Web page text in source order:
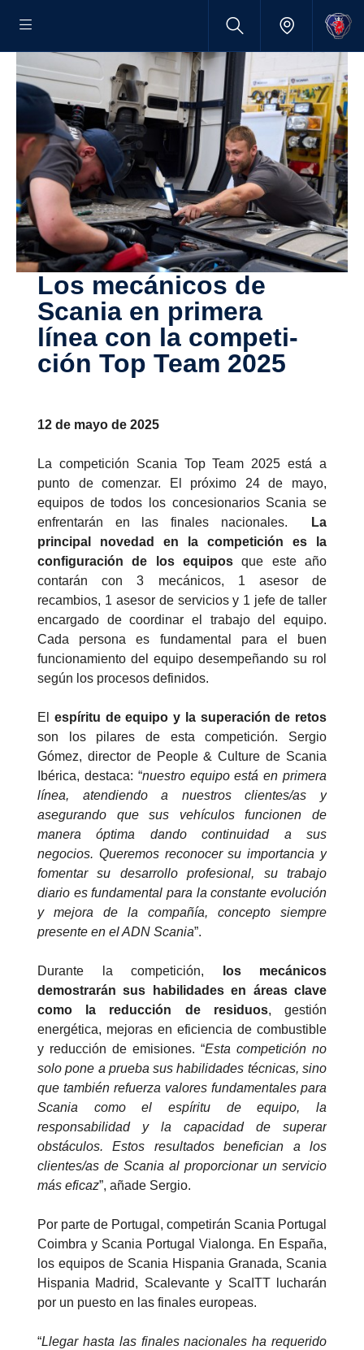
Los mecánicos de
Scania en primera
línea con la compe­ti­
ción Top Team 2025
12 de mayo de 2025
La competición Scania Top Team 2025 está a
punto de comenzar. El próximo 24 de mayo,
equipos de todos los concesionarios Scania se
enfrentarán en las finales nacionales.
La
principal novedad en la competición es la
configuración de los equipos que este año
contarán con 3 mecánicos, 1 asesor de
recambios, 1 asesor de servicios y 1 jefe de taller
encargado de coordinar el trabajo del equipo.
Cada persona es fundamental para el buen
funcionamiento del equipo desempeñando su rol
según los procesos definidos.
El espíritu de equipo y la superación de retos
son los pilares de esta competición. Sergio
Gómez, director de People & Culture de Scania
Ibérica, destaca: “nuestro equipo está en primera
línea, atendiendo a nuestros clientes/as y
asegurando que sus vehículos funcionen de
manera óptima dando continuidad a sus
negocios. Queremos reconocer su importancia y
fomentar su desarrollo profesional, su trabajo
diario es fundamental para la constante evolución
y mejora de la compañía, concepto siempre
presente en el ADN Scania”.
Durante la competición,
los mecánicos
demostrarán sus habilidades en áreas clave
como la reducción de residuos, gestión
energética, mejoras en eficiencia de combustible
y reducción de emisiones. “Esta competición no
solo pone a prueba sus habilidades técnicas, sino
que también refuerza valores fundamentales para
Scania como el espíritu de equipo, la
responsabilidad y la capacidad de superar
obstáculos. Estos resultados benefician a los
clientes/as de Scania al proporcionar un servicio
más eficaz”, añade Sergio.
Por parte de Portugal, competirán Scania Portugal
Coimbra y Scania Portugal Vialonga. En España,
los equipos de Scania Hispania Granada, Scania
Hispania Madrid, Scalevante y ScaITT lucharán
por un puesto en las finales europeas.
“Llegar hasta las finales nacionales ha requerido